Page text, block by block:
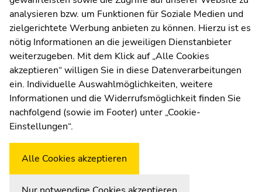
Impressum
Datenschutzerklärung
Cookie-Einstellungen
Barrierefreiheitserklärung
WetterstationUni Graz
analysieren bzw. um Funktionen für Soziale Medien und
zielgerichtete Werbung anbieten zu können. Hierzu ist es
nötig Informationen an die jeweiligen Dienstanbieter
weiterzugeben. Mit dem Klick auf „Alle Cookies
akzeptieren“ willigen Sie in diese Datenverarbeitungen
ein. Individuelle Auswahlmöglichkeiten, weitere
Informationen und die Widerrufsmöglichkeit finden Sie
nachfolgend (sowie im Footer) unter „Cookie-
Einstellungen“.
Alle Cookies akzeptieren